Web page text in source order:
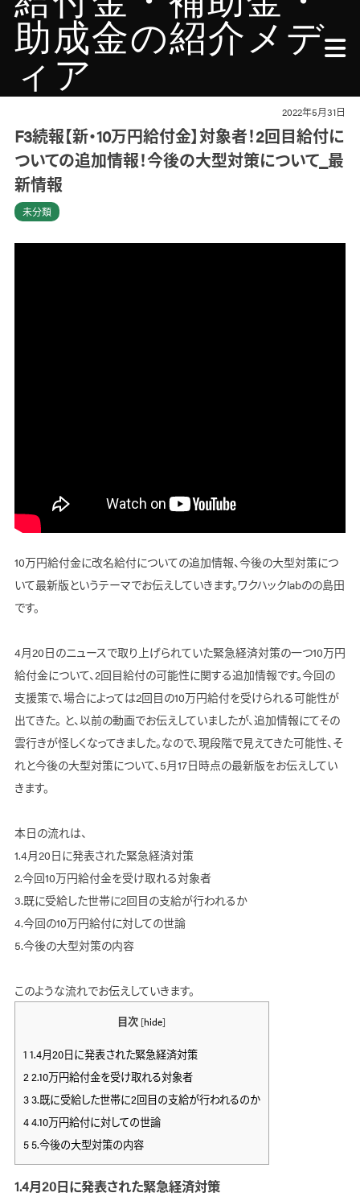
content助成金の紹介メデ
ィア
2022年5月31日
F3続報【新・10万円給付金】対象者！2回目給付に
ついての追加情報！今後の大型対策について_最
新情報
未分類
10万円給付金に改名給付についての追加情報、今後の大型対策につ
いて最新版というテーマでお伝えしていきます。ワクハックlabのの島田
です。
4月20日のニュースで取り上げられていた緊急経済対策の一つ10万円
給付金について、2回目給付の可能性に関する追加情報です。今回の
支援策で、場合によっては2回目の10万円給付を受けられる可能性が
出てきた。 と、以前の動画でお伝えしていましたが、追加情報にてその
雲行きが怪しくなってきました。なので、現段階で見えてきた可能性、そ
れと今後の大型対策について、5月17日時点の最新版をお伝えしてい
きます。
本日の流れは、
1.4月20日に発表された緊急経済対策
2.今回10万円給付金を受け取れる対象者
3.既に受給した世帯に2回目の支給が行われるか
4.今回の10万円給付に対しての世論
5.今後の大型対策の内容
このような流れでお伝えしていきます。
目次 [hide]
1 1.4月20日に発表された緊急経済対策
22.10万円給付金を受け取れる対象者
33.既に受給した世帯に2回目の支給が行われるのか
44.10万円給付に対しての世論
55.今後の大型対策の内容
1.4月20日に発表された緊急経済対策